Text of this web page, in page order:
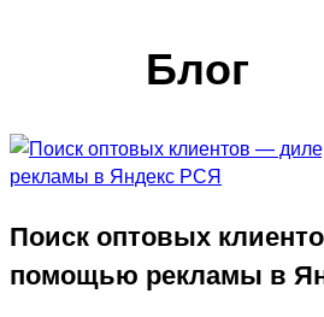
Блог
Поиск оптовых
помощью рекламы в